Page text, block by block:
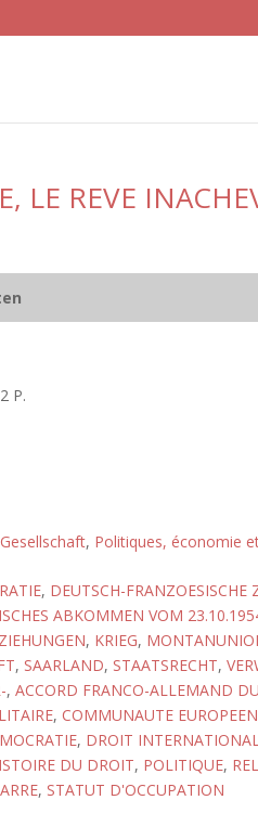
LE REVE
P.
, Politiques, économie
, DEUTSCH-FRANZOESISCHE
ABKOMMEN VOM
, KRIEG,
, SAARLAND, STAATSRECHT,
, ACCORD FRANCO-ALLEMAND
, COMMUNAUTE
, DROIT
DU DROIT, POLITIQUE,
, STATUT D'OCCUPATION